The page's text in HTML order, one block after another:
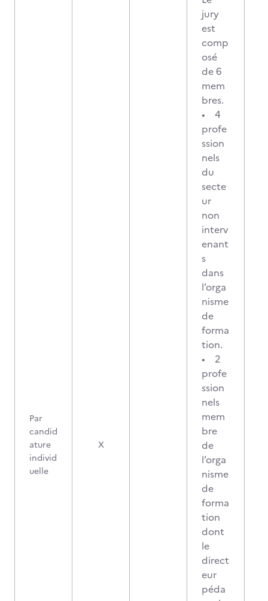
Par
candid
ature
individ
uelle
X
jury
est
comp
osé
de 6
mem
bres.
• 4
profe
ssion
nels
du
secte
ur
non
interv
enant
s
dans
l’orga
nisme
de
forma
tion.
• 2
profe
ssion
nels
mem
bre
de
l’orga
nisme
de
forma
tion
dont
le
direct
eur
péda